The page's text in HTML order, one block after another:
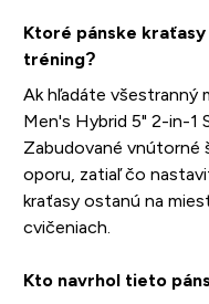
Ktoré pánske
tréning?
Ak hľadáte všestranný
Men's Hybrid 5" 2-in-1
Zabudované
oporu, zatiaľ čo
kraťasy ostanú na
cvičeniach.
Kto navrhol tieto